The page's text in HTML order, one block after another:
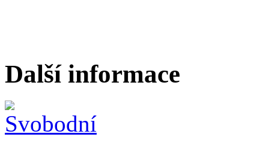
Další informace